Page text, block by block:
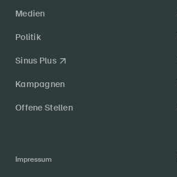
Medien
Politik
Sinus Plus
Kampagnen
Offene Stellen
Impressum